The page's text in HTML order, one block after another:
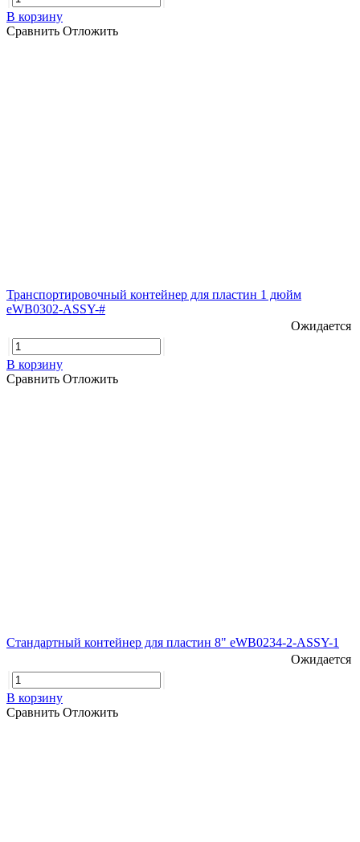
В корзину
Сравнить Отложить
Транспортировочный контейнер для пластин 1 дюйм
eWB0302-ASSY-#
Ожидается
В корзину
Сравнить Отложить
Стандартный контейнер для пластин 8" eWB0234-2-ASSY-1
Ожидается
В корзину
Сравнить Отложить